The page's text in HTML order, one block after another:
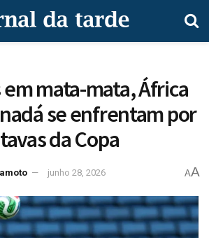
mata-mata, África
se enfrentam por
da Copa
junho 28, 2026 AA